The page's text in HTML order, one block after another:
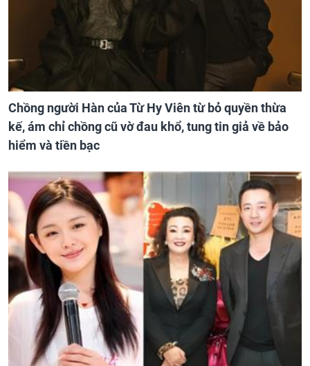
Chồng người Hàn của Từ Hy Viên từ bỏ quyền thừa
kế, ám chỉ chồng cũ vờ đau khổ, tung tin giả về bảo
hiểm và tiền bạc